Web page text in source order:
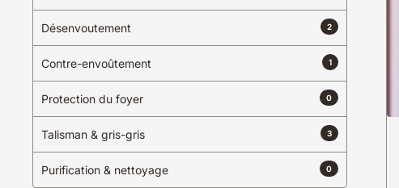
Désenvoutement 2
Contre-envoûtement 1
Protection du foyer 0
Talisman & gris-gris 3
Purification & nettoyage 0